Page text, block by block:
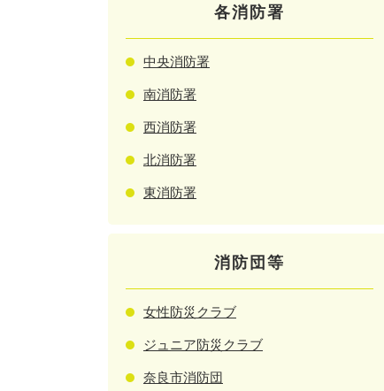
各消防署
中央消防署
南消防署
西消防署
北消防署
東消防署
消防団等
女性防災クラブ
ジュニア防災クラブ
奈良市消防団